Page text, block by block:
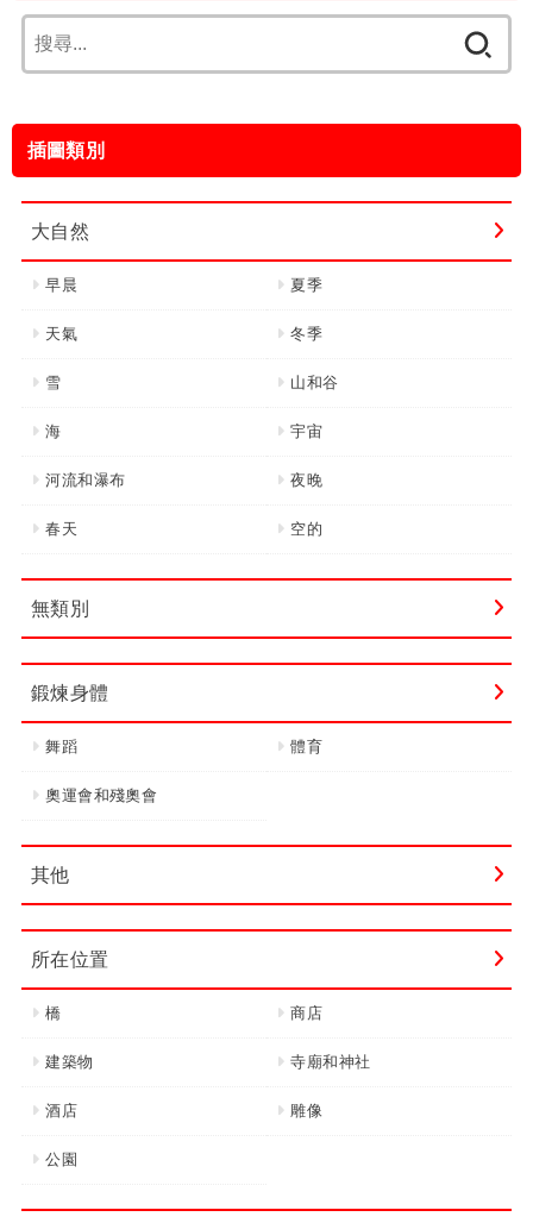
尋
字:
插圖類別
大自然
早晨 夏季
天氣 冬季
雪 山和谷
海 宇宙
河流和瀑布 夜晚
春天 空的
無類別
鍛煉身體
舞蹈 體育
奧運會和殘奧會
其他
所在位置
橋 商店
建築物 寺廟和神社
酒店 雕像
公園